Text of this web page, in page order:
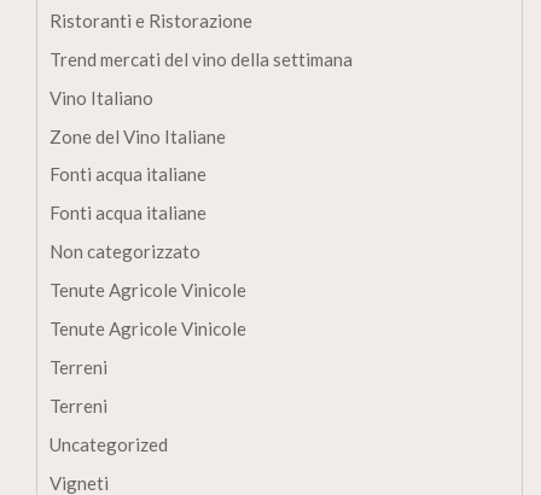
Ristoranti e Ristorazione
Trend mercati del vino della settimana
Vino Italiano
Zone del Vino Italiane
Fonti acqua italiane
Fonti acqua italiane
Non categorizzato
Tenute Agricole Vinicole
Tenute Agricole Vinicole
Terreni
Terreni
Uncategorized
Vigneti